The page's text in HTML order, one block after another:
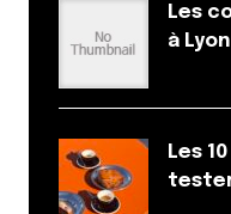
Les
à
Les
tester